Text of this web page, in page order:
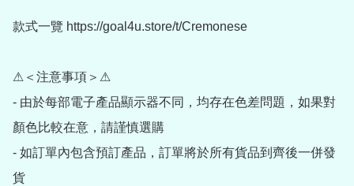
款式一覽 https://goal4u.store/t/Cremonese
⚠＜注意事項＞⚠
- 由於每部電子產品顯示器不同，均存在色差問題，如果對
顏色比較在意，請謹慎選購
- 如訂單內包含預訂產品，訂單將於所有貨品到齊後一併發
貨